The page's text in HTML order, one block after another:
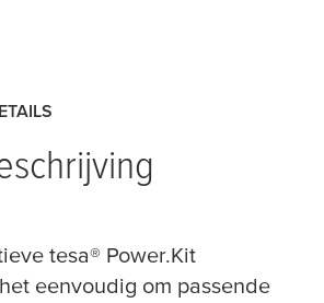
tesa® Power.Kit
eenvoudig om passende